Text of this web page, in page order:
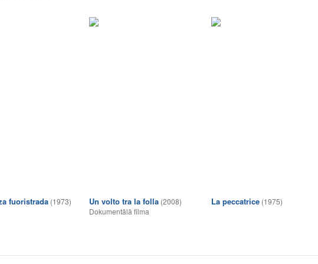
fuoristrada (1973) Un volto tra la folla (2008)
Dokumentālā filma
La peccatrice (1975)